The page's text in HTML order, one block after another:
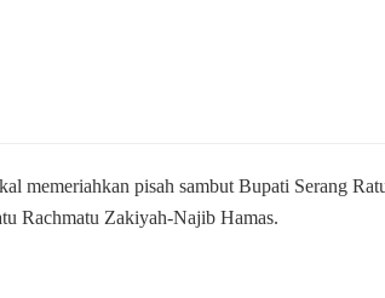
memeriahkan pisah sambut Bupati Serang
Rachmatu Zakiyah-Najib Hamas.